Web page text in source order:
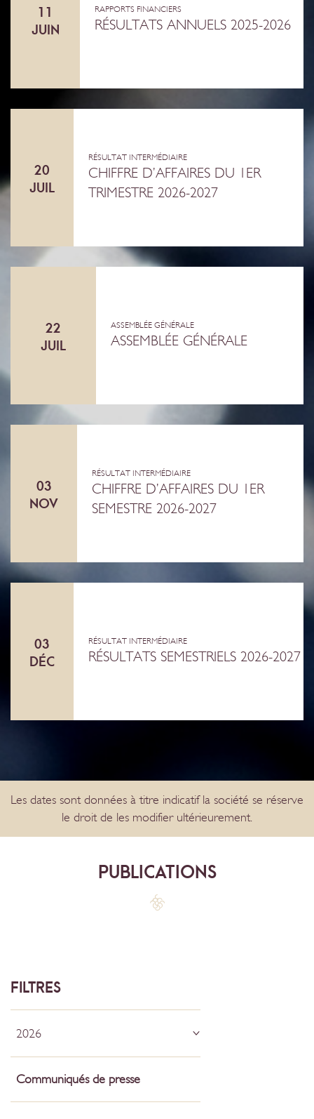
11
JUIN
RAPPORTS FINANCIERS
RÉSULTATS ANNUELS 2025-2026
20
JUIL
RÉSULTAT INTERMÉDIAIRE
CHIFFRE D’AFFAIRES DU 1ER
TRIMESTRE 2026-2027
22
JUIL
ASSEMBLÉE GÉNÉRALE
ASSEMBLÉE GÉNÉRALE
03
NOV
RÉSULTAT INTERMÉDIAIRE
CHIFFRE D’AFFAIRES DU 1ER
SEMESTRE 2026-2027
03
DÉC
RÉSULTAT INTERMÉDIAIRE
RÉSULTATS SEMESTRIELS 2026-2027
Les dates sont données à titre indicatif la société se réserve
le droit de les modifier ultérieurement.
PUBLICATIONS
FILTRES
2026
Communiqués de presse